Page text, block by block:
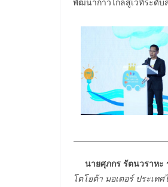
นายศุภกร รัตนวราหะ
โตโยต้า มอเตอร์ ประเท